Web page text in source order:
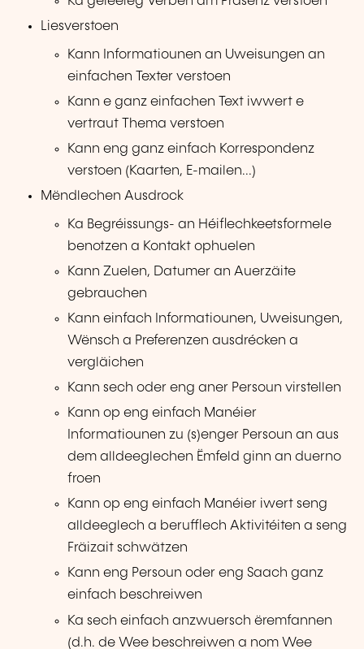
Liesverstoen
Kann Informatiounen an Uweisungen an
einfachen Texter verstoen
Kann e ganz einfachen Text iwwert e
vertraut Thema verstoen
Kann eng ganz einfach Korrespondenz
verstoen (Kaarten, E-mailen...)
Mëndlechen Ausdrock
Ka Begréissungs- an Héiflechkeetsformele
benotzen a Kontakt ophuelen
Kann Zuelen, Datumer an Auerzäite
gebrauchen
Kann einfach Informatiounen, Uweisungen,
Wënsch a Preferenzen ausdrécken a
vergläichen
Kann sech oder eng aner Persoun virstellen
Kann op eng einfach Manéier
Informatiounen zu (s)enger Persoun an aus
dem alldeeglechen Ëmfeld ginn an duerno
froen
Kann op eng einfach Manéier iwert seng
alldeeglech a berufflech Aktivitéiten a seng
Fräizait schwätzen
Kann eng Persoun oder eng Saach ganz
einfach beschreiwen
Ka sech einfach anzwuersch ëremfannen
(d.h. de Wee beschreiwen a nom Wee